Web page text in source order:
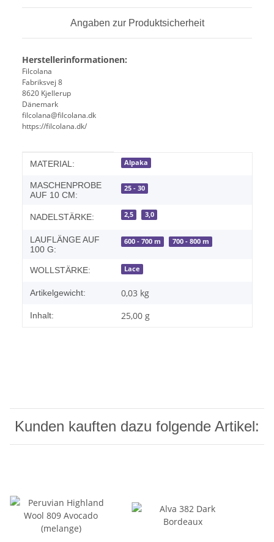
Angaben zur Produktsicherheit
Herstellerinformationen:
Filcolana
Fabriksvej 8
8620 Kjellerup
Dänemark
filcolana@filcolana.dk
https://filcolana.dk/
Produkteigenschaft
Wert
MATERIAL: Alpaka
MASCHENPROBE
AUF 10 CM:
25 - 30
NADELSTÄRKE: 2,5 3,0
LAUFLÄNGE AUF
100 G:
600 - 700 m 700 - 800 m
WOLLSTÄRKE: Lace
Artikelgewicht: 0,03 kg
Inhalt: 25,00 g
Kunden kauften dazu folgende Artikel: